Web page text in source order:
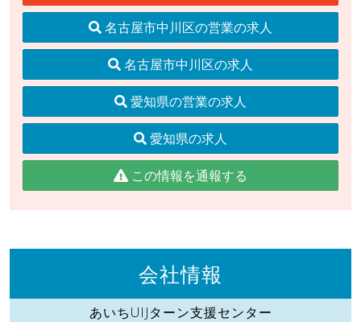
名古屋市中川区の営業の求人
名古屋市中川区の求人
愛知県の営業の求人
愛知県の求人
この情報を通報する
会社情報
あいちUIJターン支援センター